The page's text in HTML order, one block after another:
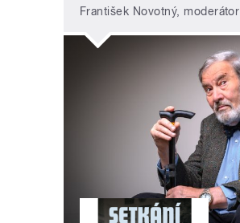
František Novotný, moderátor